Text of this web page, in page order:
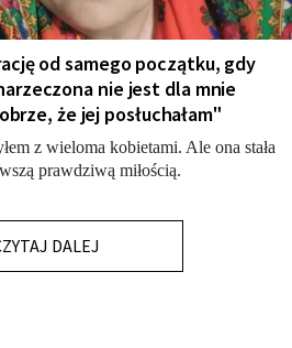
od samego początku, gdy
nie jest dla mnie
że jej posłuchałam"
z wieloma kobietami. Ale ona stała
prawdziwą miłością.
DALEJ